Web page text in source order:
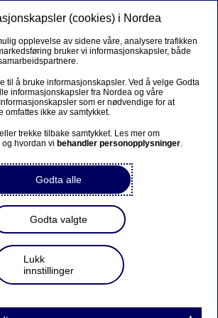
bedrift
til neste nivå
egen bedrift?
gjør research
en forretningsplan og et budsjett
(cookies) i Nordea
opplevelse av sidene våre, analysere trafikken
bruker vi informasjonskapsler, både
til å bruke informasjonskapsler. Ved å velge Godta
informasjonskapsler fra Nordea og våre
som er nødvendige for at
omfattes ikke av samtykket.
trekke tilbake samtykket. Les mer om
og hvordan vi behandler personopplysninger.
Godta alle
Godta valgte
Lukk
innstillinger